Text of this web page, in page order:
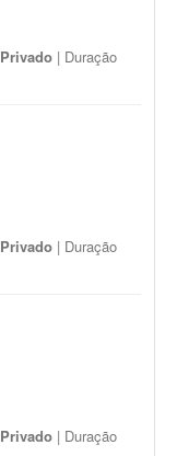
Privado | Duração
Privado | Duração
Privado | Duração